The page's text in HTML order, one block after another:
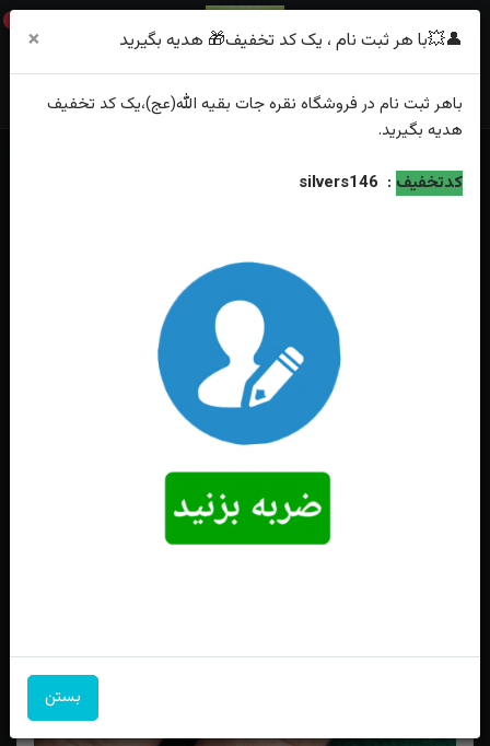
0
خانه
فهرست محصولات
انگشتر نقره گارنت اصل چهار گوش مخراج برلیان رکاب فیلی چنگی دست ساز
👤💥با هر ثبت نام ، یک کد تخفیف🎁 هدیه بگیرید ×
باهر ثبت نام در فروشگاه نقره جات بقیه الله(عج)،یک کد تخفیف
هدیه بگیرید.
کدتخفیف :
silvers146
بستن